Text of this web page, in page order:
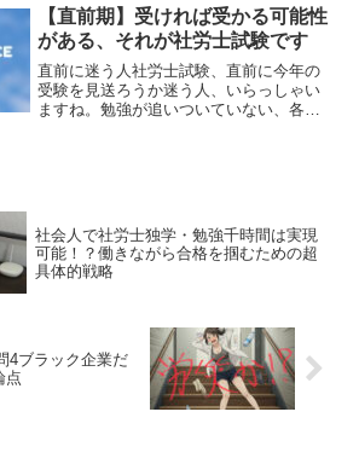
印刷してガンガン書き込んだり、PDFか
ら問題文章の一部...
【直前期】受ければ受かる可能性
がある、それが社労士試験です
直前に迷う人社労士試験、直前に今年の
受験を見送ろうか迷う人、いらっしゃい
ますね。勉強が追いついていない、各科
社会人で社労士独学・勉強千時間は実現
可能！？働きながら合格を掴むための超
具体的戦略
4ブラック企業だ
点